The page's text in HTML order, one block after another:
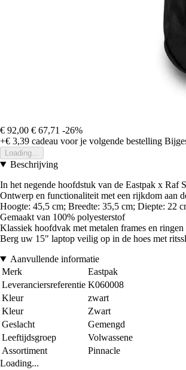
€ 92,00 € 67,71 -26%
+€ 3,39 cadeau voor je volgende bestelling
Loading...
Beschrijving
In het negende hoofdstuk van de Eastpak x Raf
Ontwerp en functionaliteit met een rijkdom aan
Hoogte: 45,5 cm; Breedte: 35,5 cm; Diepte: 22
Gemaakt van 100% polyesterstof
Klassiek hoofdvak met metalen frames en ringen
Berg uw 15" laptop veilig op in de hoes met
Aanvullende informatie
Merk
Eastpak
Leveranciersreferentie K060008
Kleur
zwart
Kleur
Zwart
Geslacht
Gemengd
Leeftijdsgroep
Volwassene
Assortiment
Pinnacle
Loading...